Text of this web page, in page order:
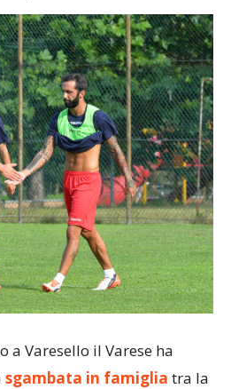
a Varesello il Varese ha
sgambata in famiglia tra la